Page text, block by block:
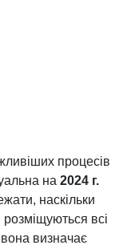
процесів
на 2024 г.
наскільки
всі
вона визначає